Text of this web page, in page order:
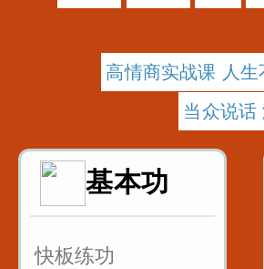
高情商实战课 人
当众说话
基本功
快板练功